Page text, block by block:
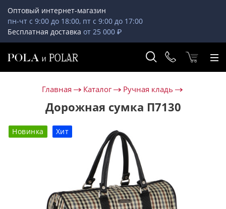
Оптовый интернет-магазин
пн-чт с 9:00 до 18:00, пт с 9:00 до 17:00
Бесплатная доставка от 25 000 ₽
Главная Каталог Ручная кладь
Дорожная сумка П7130
Новинка Хит